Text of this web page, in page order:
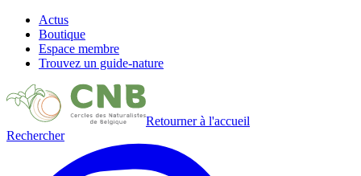
Actus
Boutique
Espace membre
Trouvez un guide-nature
Retourner à l'accueil
Rechercher